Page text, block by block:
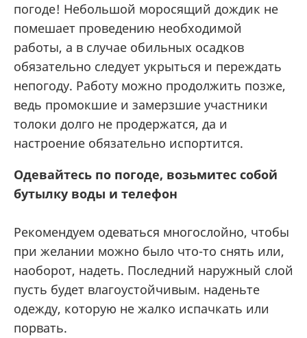
погоде! Небольшой моросящий дождик не
помешает проведению необходимой
работы, а в случае обильных оcадков
обязательно следует укрыться и переждать
непогоду. Работу можно продолжить позже,
ведь промокшие и замерзшие участники
толоки долго не продержатся, да и
настроение обязательно испортится.
Одевайтесь по погоде, возьмитес собой
бутылку воды и телефон
Рекомендуем одеваться многослойно, чтобы
при желании можно было что-то снять или,
наоборот, надеть. Последний наружный слой
пусть будет влагоустойчивым. наденьте
одежду, которую не жалко испачкать или
порвать.